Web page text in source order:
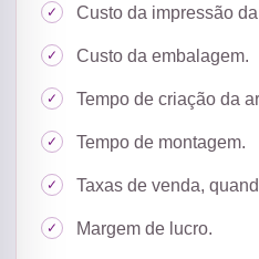
Custo da impressão
Custo da embalagem.
Tempo de criação da
Tempo de montagem.
Taxas de venda,
Margem de lucro.